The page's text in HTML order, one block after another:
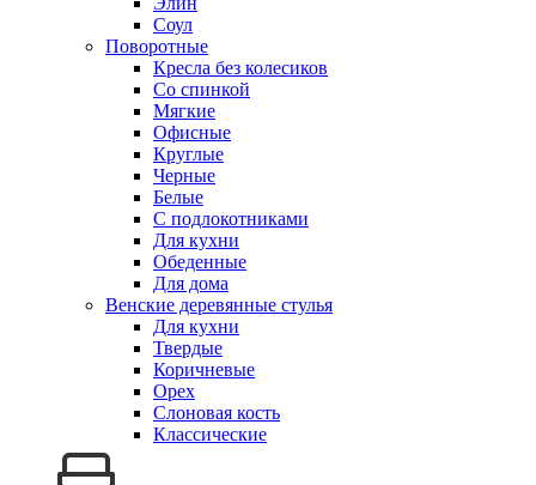
Соул
Поворотные
Кресла без колесиков
Со спинкой
Мягкие
Офисные
Круглые
Черные
Белые
С подлокотниками
Для кухни
Обеденные
Для дома
Венские деревянные стулья
Для кухни
Твердые
Коричневые
Орех
Слоновая кость
Классические